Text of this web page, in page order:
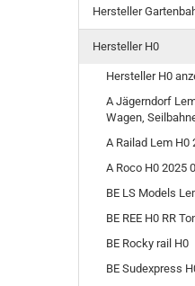
Hersteller
Hersteller H0
Hersteller H0
A Jägerndorf
Wagen,
A Railad Lem H0
A Roco H0 2025
BE LS Models
BE REE H0 RR
BE Rocky rail H0
BE Sudexpress